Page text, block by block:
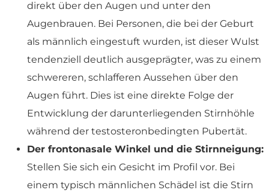
direkt über den Augen und unter den
Augenbrauen. Bei Personen, die bei der Geburt
als männlich eingestuft wurden, ist dieser Wulst
tendenziell deutlich ausgeprägter, was zu einem
schwereren, schlafferen Aussehen über den
Augen führt. Dies ist eine direkte Folge der
Entwicklung der darunterliegenden Stirnhöhle
während der testosteronbedingten Pubertät.
Der frontonasale Winkel und die Stirnneigung:
Stellen Sie sich ein Gesicht im Profil vor. Bei
einem typisch männlichen Schädel ist die Stirn